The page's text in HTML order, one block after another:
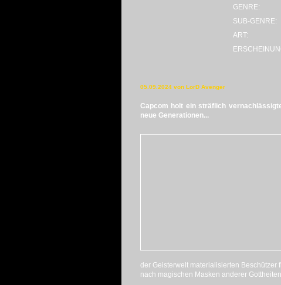
GENRE:
SUB-GENRE:
ART:
05.09.2024 von LorD Avenger
Capcom holt ein sträflich
neue Generationen...
der Geisterwelt materialisierten
nach magischen Masken anderer